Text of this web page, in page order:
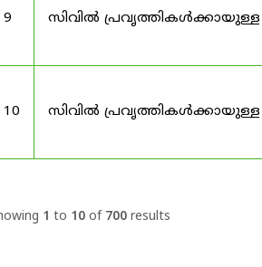
9 സിവിൽ പ്രവൃത്തികൾക്കായുള്ള
10 സിവിൽ പ്രവൃത്തികൾക്കായുള്ള
1 to 10 of 700 results